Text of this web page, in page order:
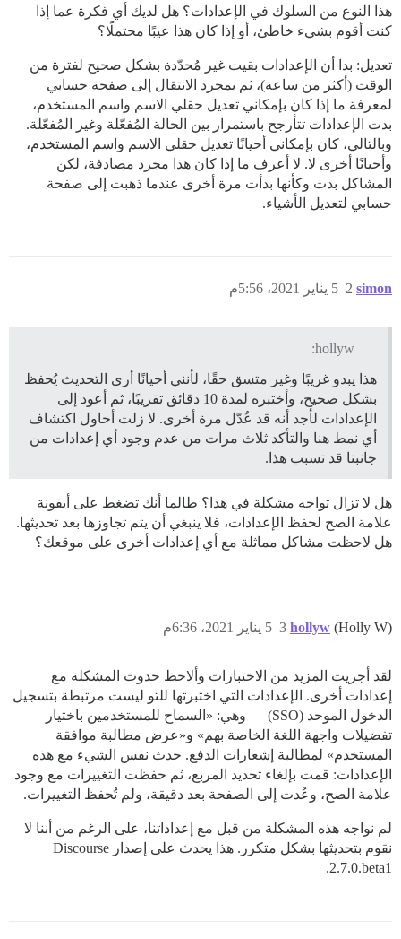
هذا النوع من السلوك في الإعدادات؟ هل لديك أي فكرة عما إذا
كنت أقوم بشيء خاطئ، أو إذا كان هذا عيبًا محتملًا؟
تعديل: بدا أن الإعدادات بقيت غير مُحدّدة بشكل صحيح لفترة من
الوقت (أكثر من ساعة)، ثم بمجرد الانتقال إلى صفحة حسابي
لمعرفة ما إذا كان بإمكاني تعديل حقلي الاسم واسم المستخدم،
بدت الإعدادات تتأرجح باستمرار بين الحالة المُفعّلة وغير المُفعّلة.
وبالتالي، كان بإمكاني أحيانًا تعديل حقلي الاسم واسم المستخدم،
وأحيانًا أخرى لا. لا أعرف ما إذا كان هذا مجرد مصادفة، لكن
المشاكل بدت وكأنها بدأت مرة أخرى عندما ذهبت إلى صفحة
حسابي لتعديل الأشياء.
simon 5 يناير 2021، 5:56م 2
hollyw:
هذا يبدو غريبًا وغير متسق حقًا، لأنني أحيانًا أرى التحديث يُحفظ
بشكل صحيح، وأختبره لمدة 10 دقائق تقريبًا، ثم أعود إلى
الإعدادات لأجد أنه قد عُدّل مرة أخرى. لا زلت أحاول اكتشاف
أي نمط هنا والتأكد ثلاث مرات من عدم وجود أي إعدادات من
جانبنا قد تسبب هذا.
هل لا تزال تواجه مشكلة في هذا؟ طالما أنك تضغط على أيقونة
علامة الصح لحفظ الإعدادات، فلا ينبغي أن يتم تجاوزها بعد تحديثها.
هل لاحظت مشاكل مماثلة مع أي إعدادات أخرى على موقعك؟
hollyw (Holly W) 5 يناير 2021، 6:36م 3
لقد أجريت المزيد من الاختبارات وألاحظ حدوث المشكلة مع
إعدادات أخرى. الإعدادات التي اختبرتها للتو ليست مرتبطة بتسجيل
الدخول الموحد (SSO) — وهي: «السماح للمستخدمين باختيار
تفضيلات واجهة اللغة الخاصة بهم» و«عرض مطالبة موافقة
المستخدم» لمطالبة إشعارات الدفع. حدث نفس الشيء مع هذه
الإعدادات: قمت بإلغاء تحديد المربع، ثم حفظت التغييرات مع وجود
علامة الصح، وعُدت إلى الصفحة بعد دقيقة، ولم تُحفظ التغييرات.
لم نواجه هذه المشكلة من قبل مع إعداداتنا، على الرغم من أننا لا
نقوم بتحديثها بشكل متكرر. هذا يحدث على إصدار Discourse
2.7.0.beta1.